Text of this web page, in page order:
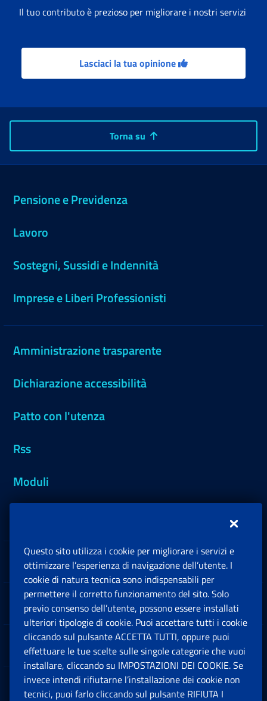
Il tuo contributo è prezioso per migliorare i nostri servizi
Lasciaci la tua opinione
Torna su
Pensione e Previdenza
Lavoro
Sostegni, Sussidi e Indennità
Imprese e Liberi Professionisti
Amministrazione trasparente
Dichiarazione accessibilità
Patto con l'utenza
Rss
Moduli
Sedi e Contatti
Software
Note Legali
App mobile
Questo sito utilizza i cookie per migliorare i servizi e
ottimizzare l’esperienza di navigazione dell’utente. I
cookie di natura tecnica sono indispensabili per
permettere il corretto funzionamento del sito. Solo
previo consenso dell’utente, possono essere installati
ulteriori tipologie di cookie. Puoi accettare tutti i cookie
cliccando sul pulsante ACCETTA TUTTI, oppure puoi
effettuare le tue scelte sulle singole categorie che vuoi
installare, cliccando su IMPOSTAZIONI DEI COOKIE. Se
invece intendi rifiutarne l’installazione dei cookie non
tecnici, puoi farlo cliccando sul pulsante RIFIUTA I